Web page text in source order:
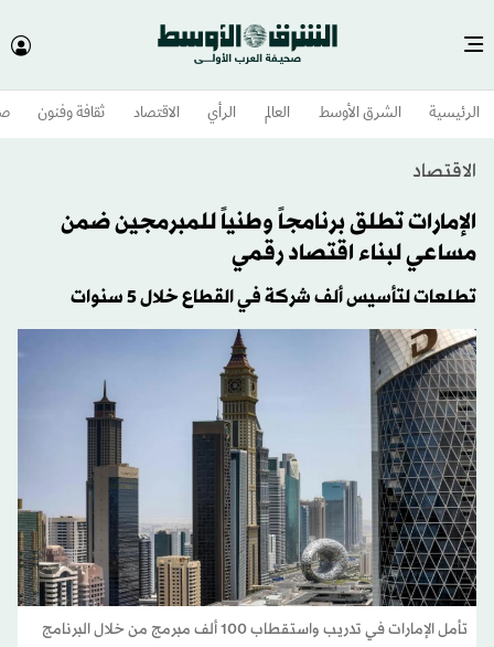
الرئيسية الشرق الأوسط​ العالم الرأي الاقتصاد ثقافة وفنون
الاقتصاد
الإمارات تطلق برنامجاً وطنياً للمبرمجين ضمن
مساعي لبناء اقتصاد رقمي
تطلعات لتأسيس ألف شركة في القطاع خلال 5 سنوات
تأمل الإمارات في تدريب واستقطاب 100 ألف مبرمج من خلال البرنامج